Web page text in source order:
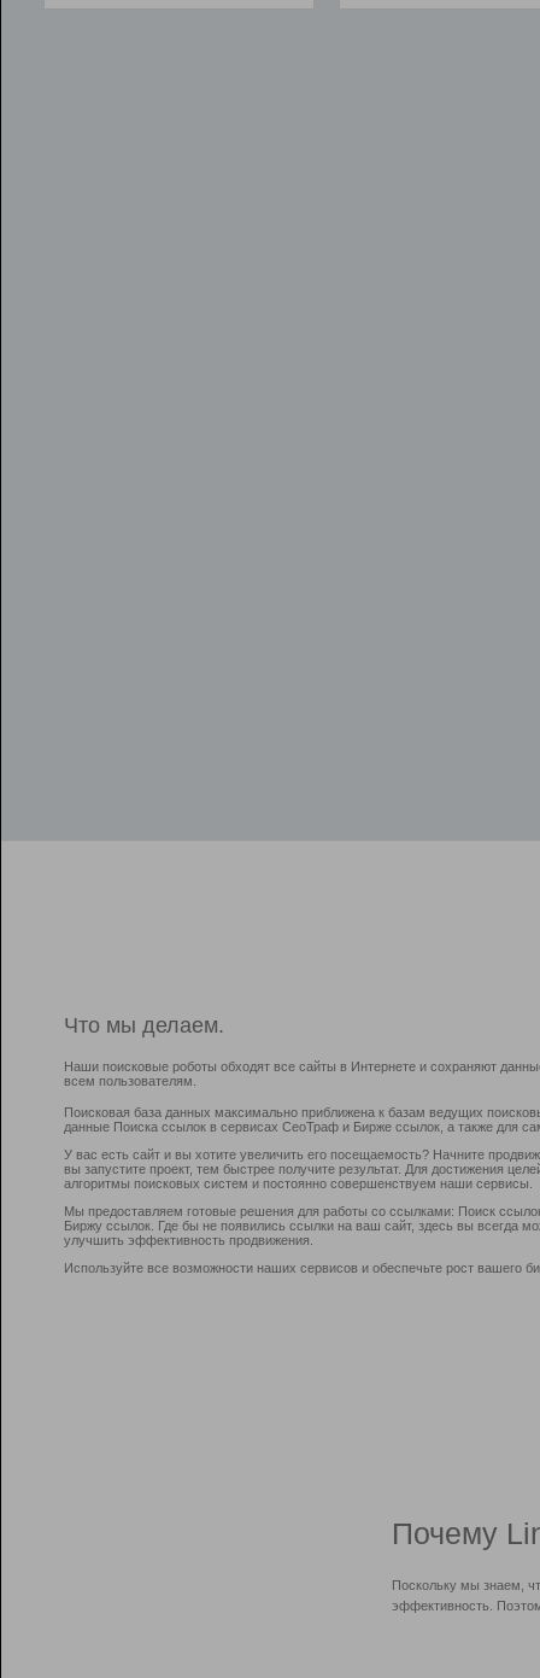
Что мы делаем.
Наши поисковые роботы обходят все сайты в Интернете и сохраняют
всем пользователям.
Поисковая база данных максимально приближена к базам ведущих
данные Поиска ссылок в сервисах СеоТраф и Бирже ссылок, а также для
У вас есть сайт и вы хотите увеличить его посещаемость? Начните
вы запустите проект, тем быстрее получите результат. Для достижения
алгоритмы поисковых систем и постоянно совершенствуем наши сервисы.
Мы предоставляем готовые решения для работы со ссылками: Поиск
Биржу ссылок. Где бы не появились ссылки на ваш сайт, здесь вы всегда
улучшить эффективность продвижения.
Используйте все возможности наших сервисов и обеспечьте рост вашего
Почему
Поскольку мы знаем,
эффективность.